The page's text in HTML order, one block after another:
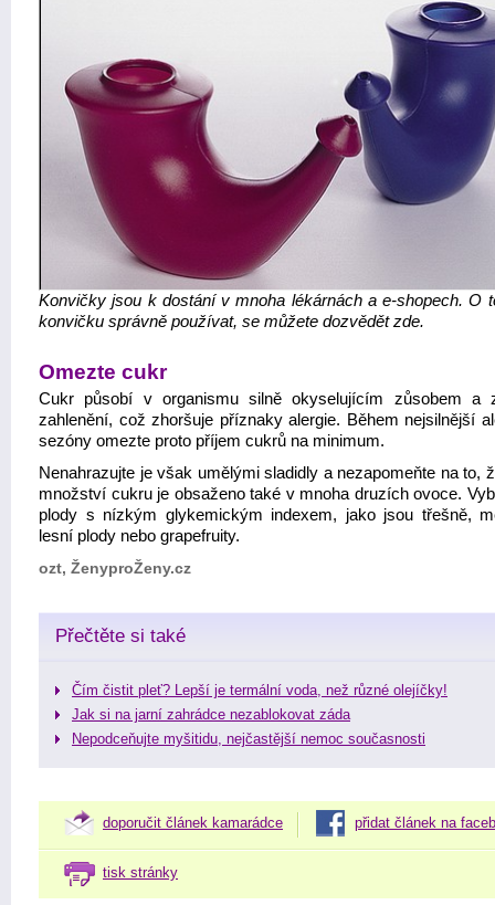
Konvičky jsou k dostání v mnoha lékárnách a e-shopech. O
konvičku správně používat, se můžete dozvědět zde.
Omezte cukr
Cukr působí v organismu silně okyselujícím zůsobem a
zahlenění, což zhoršuje příznaky alergie. Během nejsilnější
sezóny omezte proto příjem cukrů na minimum.
Nenahrazujte je však umělými sladidly a nezapomeňte na to,
množství cukru je obsaženo také v mnoha druzích ovoce.
plody s nízkým glykemickým indexem, jako jsou třešně,
lesní plody nebo grapefruity.
ozt, ŽenyproŽeny.cz
Přečtěte si také
Čím čistit pleť? Lepší je termální voda, než různé olejíčky!
Jak si na jarní zahrádce nezablokovat záda
Nepodceňujte myšitidu, nejčastější nemoc současnosti
doporučit článek kamarádce přidat článek na
tisk stránky